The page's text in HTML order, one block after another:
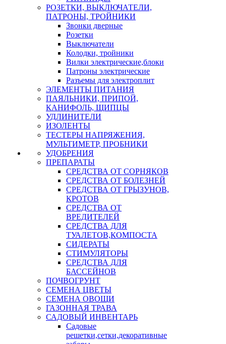
РОЗЕТКИ, ВЫКЛЮЧАТЕЛИ,
ПАТРОНЫ, ТРОЙНИКИ
Звонки дверные
Розетки
Выключатели
Колодки, тройники
Вилки электрические,блоки
Патроны электрические
Разъемы для электроплит
ЭЛЕМЕНТЫ ПИТАНИЯ
ПАЯЛЬНИКИ, ПРИПОЙ,
КАНИФОЛЬ, ЩИПЦЫ
УДЛИНИТЕЛИ
ИЗОЛЕНТЫ
ТЕСТЕРЫ НАПРЯЖЕНИЯ,
МУЛЬТИМЕТР, ПРОБНИКИ
УДОБРЕНИЯ
ПРЕПАРАТЫ
СРЕДСТВА ОТ СОРНЯКОВ
СРЕДСТВА ОТ БОЛЕЗНЕЙ
СРЕДСТВА ОТ ГРЫЗУНОВ,
КРОТОВ
СРЕДСТВА ОТ
ВРЕДИТЕЛЕЙ
СРЕДСТВА ДЛЯ
ТУАЛЕТОВ,КОМПОСТА
СИДЕРАТЫ
СТИМУЛЯТОРЫ
СРЕДСТВА ДЛЯ
БАССЕЙНОВ
ПОЧВОГРУНТ
СЕМЕНА ЦВЕТЫ
СЕМЕНА ОВОЩИ
ГАЗОННАЯ ТРАВА
САДОВЫЙ ИНВЕНТАРЬ
Садовые
решетки,сетки,декоративные